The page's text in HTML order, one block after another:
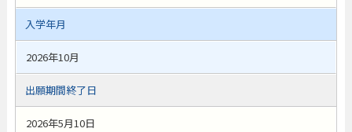
入学年月
2026年10月
出願期間終了日
2026年5月10日